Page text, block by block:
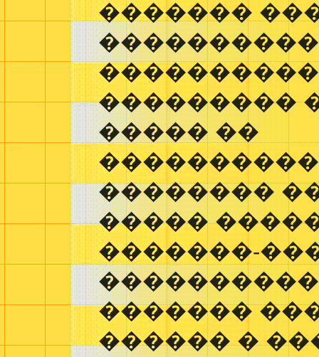
�������
���������
����� ��
��������
�����
�������-
�������
������ �